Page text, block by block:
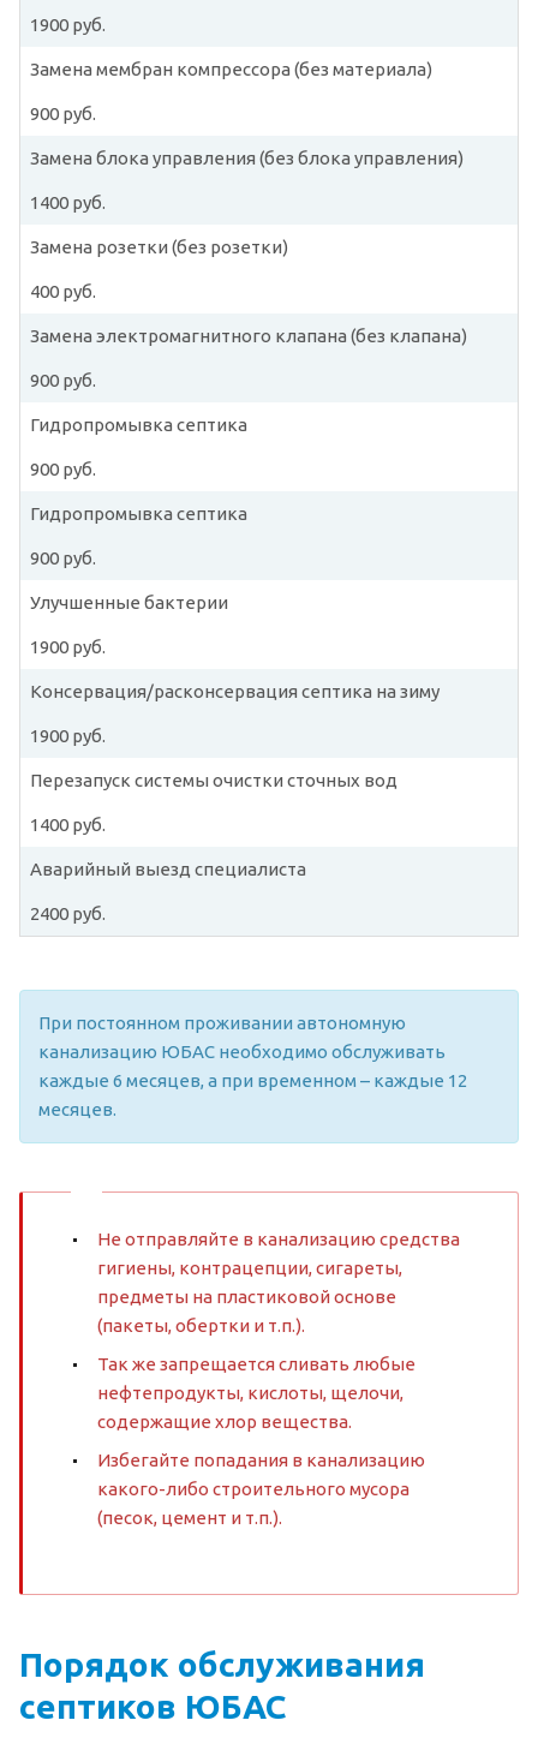
1900 руб.
Замена мембран компрессора (без материала)
900 руб.
Замена блока управления (без блока управления)
1400 руб.
Замена розетки (без розетки)
400 руб.
Замена электромагнитного клапана (без клапана)
900 руб.
Гидропромывка септика
900 руб.
Гидропромывка септика
900 руб.
Улучшенные бактерии
1900 руб.
Консервация/расконсервация септика на зиму
1900 руб.
Перезапуск системы очистки сточных вод
1400 руб.
Аварийный выезд специалиста
2400 руб.
При постоянном проживании автономную
канализацию ЮБАС необходимо обслуживать
каждые 6 месяцев, а при временном – каждые 12
месяцев.
Не отправляйте в канализацию средства
гигиены, контрацепции, сигареты,
предметы на пластиковой основе
(пакеты, обертки и т.п.).
Так же запрещается сливать любые
нефтепродукты, кислоты, щелочи,
содержащие хлор вещества.
Избегайте попадания в канализацию
какого-либо строительного мусора
(песок, цемент и т.п.).
Порядок обслуживания
септиков ЮБАС